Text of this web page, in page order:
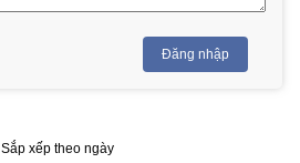
Đăng nhập
Sắp xếp theo ngày